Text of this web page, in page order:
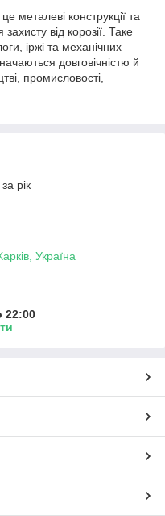
металеві конструкції та
від корозії. Таке
іржі та механічних
довговічністю й
промисловості,
рік
Україна
22:00